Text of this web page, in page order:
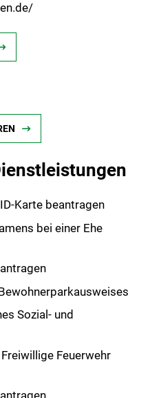
Karte beantragen
bei einer Ehe
Sozial- und
Feuerwehr